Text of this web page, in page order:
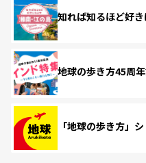
知れば知るほど好
地球の歩き方45周
「地球の歩き方」